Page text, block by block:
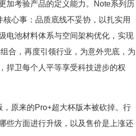
加考验产品的定义能力。Note系列历
心事：品质底线不妥协，以扎实用
电池材料体系与空间架构优化，实现
合，再度引领行业，为意外兜底，为
捍卫每个人平等享受科技进步的权
原来的Pro+超大杯版本被砍掉。行
些方面进行升级，以及售价是上涨还